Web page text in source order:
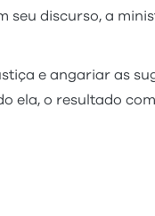
seu discurso, a
e angariar as
ela, o resultado